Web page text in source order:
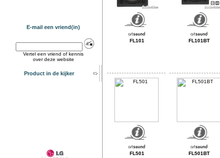
E-mail een vriend(in)
Vertel een vriend of kennis
over deze website
Product in de kijker
FL101 FL101BT
FL501 FL501BT